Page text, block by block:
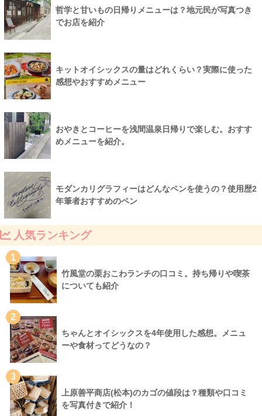
哲学と甘いもの日帰りメニューは？地元民が写真つき
でお店を紹介
キットオイシックスの量はどれくらい？実際に使った
感想やおすすめメニュー
おやきとコーヒーを浅間温泉日帰りで楽しむ。おすす
めメニューを紹介。
モダンカリグラフィーはどんなペンを使うの？使用歴2
年筆者おすすめのペン
人気ランキング
1
竹風堂の栗おこわランチの口コミ。持ち帰りや喫茶
についても紹介
2
ちゃんとオイシックスを4年使用した感想。メニュ
ーや食材ってどうなの？
3
上原善平商店(松本)のカゴの値段は？種類や口コミ
を写真付きで紹介！